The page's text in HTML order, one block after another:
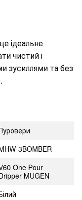
ідеальне
чистий і
зусиллями та без
3BOMBER
One Pour
MUGEN